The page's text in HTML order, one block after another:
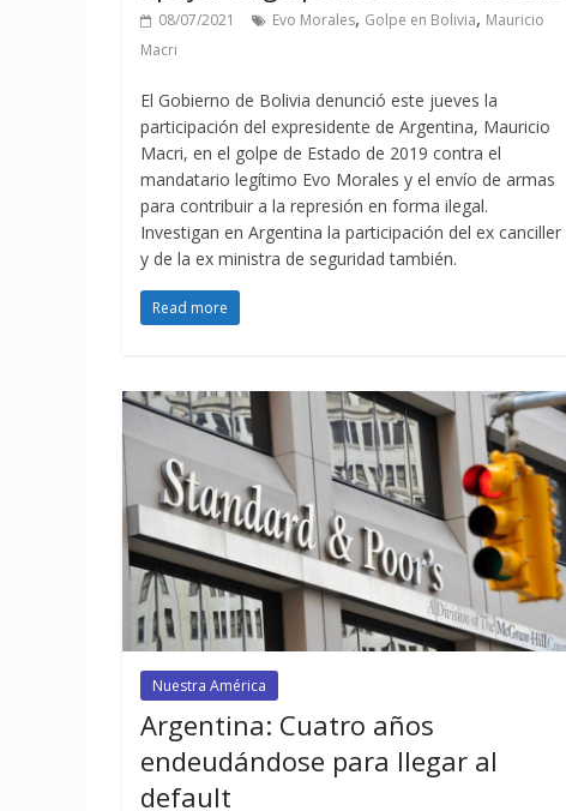
08/07/2021 Evo Morales, Golpe en Bolivia, Mauricio
Macri
El Gobierno de Bolivia denunció este jueves la
participación del expresidente de Argentina, Mauricio
Macri, en el golpe de Estado de 2019 contra el
mandatario legítimo Evo Morales y el envío de armas
para contribuir a la represión en forma ilegal.
Investigan en Argentina la participación del ex canciller
y de la ex ministra de seguridad también.
Read more
Nuestra América
Argentina: Cuatro años
endeudándose para llegar al
default